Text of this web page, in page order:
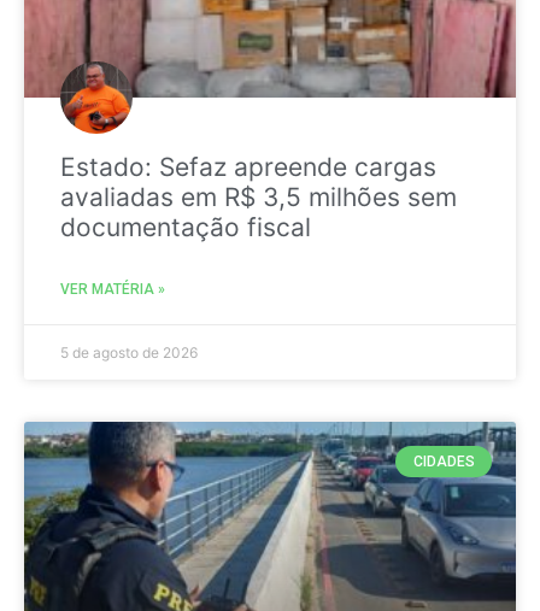
Estado: Sefaz apreende cargas
avaliadas em R$ 3,5 milhões sem
documentação fiscal
VER MATÉRIA »
5 de agosto de 2026
CIDADES